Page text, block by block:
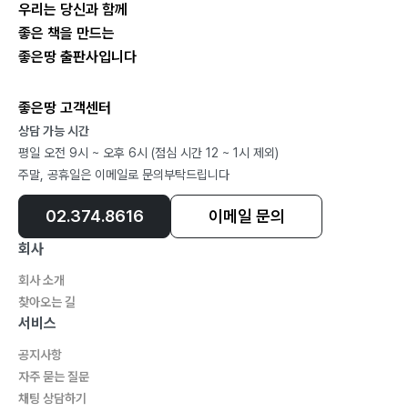
5.1?올려치기와 내려치기222
5.2?샤프트가 길면 비거리가 늘어난다?226
5.3?원심력과 헤드의 고개숙임230
5.5?체중 이동과 하체근육252
5.6?손목풀기 효과 255
5.7?사거리 증가는 드라이버 성능 향상 때문?258
5.8?장타 치기262
5.9?세계 장타대회273
부록 역학 원리
A.? COR과 CT 시험278
B.? 충돌 인자283
C.? 골프공의 회전 원리285
D.? 기어 효과294
E.? 스윙 진로와 구질297
우리는 당신과 함께
좋은 책을 만드는
좋은땅 출판사입니다
좋은땅 고객센터
상담 가능 시간
평일 오전 9시 ~ 오후 6시 (점심 시간 12 ~ 1시 제외)
주말, 공휴일은 이메일로 문의부탁드립니다
02.374.8616 이메일 문의
회사
회사 소개
찾아오는 길
서비스
공지사항
자주 묻는 질문
채팅 상담하기